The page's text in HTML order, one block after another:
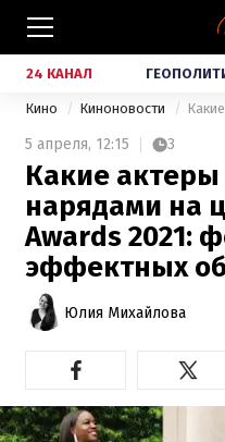
24 КАНАЛ
Кино Киноновости
5 апреля, 12:15 3
Какие
нарядами на
Awards 2021:
эффектных
Юлия Михайлова